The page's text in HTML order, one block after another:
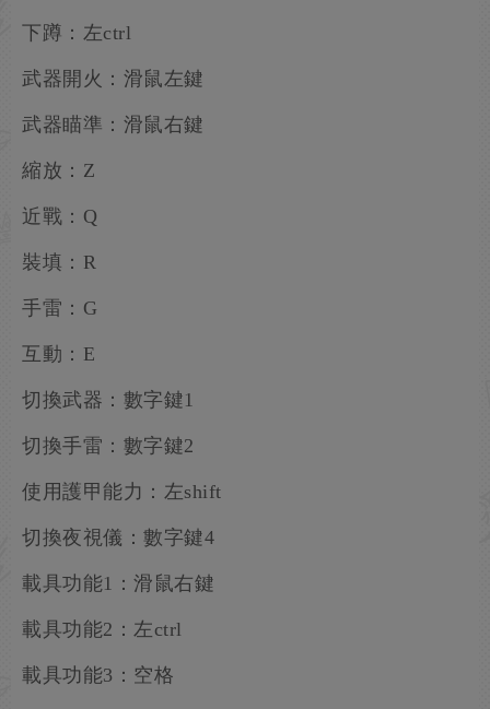
下蹲：左ctrl
武器開火：滑鼠左鍵
武器瞄準：滑鼠右鍵
縮放：Z
近戰：Q
裝填：R
手雷：G
互動：E
切換武器：數字鍵1
切換手雷：數字鍵2
使用護甲能力：左shift
切換夜視儀：數字鍵4
載具功能1：滑鼠右鍵
載具功能2：左ctrl
載具功能3：空格